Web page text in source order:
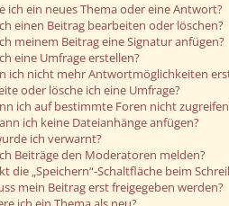
ich ein neues Thema oder eine Antwort?
einen Beitrag bearbeiten oder löschen?
meinem Beitrag eine Signatur anfügen?
eine Umfrage erstellen?
ich nicht mehr Antwortmöglichkeiten
oder lösche ich eine Umfrage?
ich auf bestimmte Foren nicht
ich keine Dateianhänge anfügen?
ich verwarnt?
Beiträge den Moderatoren melden?
die „Speichern“-Schaltfläche beim
mein Beitrag erst freigegeben werden?